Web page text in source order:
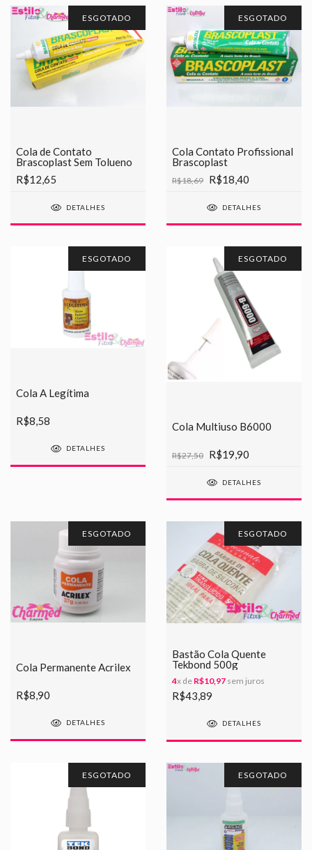
ESGOTADO
Cola de Contato
Brascoplast Sem Tolueno
R$12,65
DETALHES
ESGOTADO
Cola Contato Profissional
Brascoplast
R$18,69 R$18,40
DETALHES
ESGOTADO
Cola A Legítima
R$8,58
DETALHES
ESGOTADO
Cola Multiuso B6000
R$27,50 R$19,90
DETALHES
ESGOTADO
Cola Permanente Acrilex
R$8,90
DETALHES
ESGOTADO
Bastão Cola Quente
Tekbond 500g
4x de R$10,97 sem juros
R$43,89
DETALHES
ESGOTADO ESGOTADO